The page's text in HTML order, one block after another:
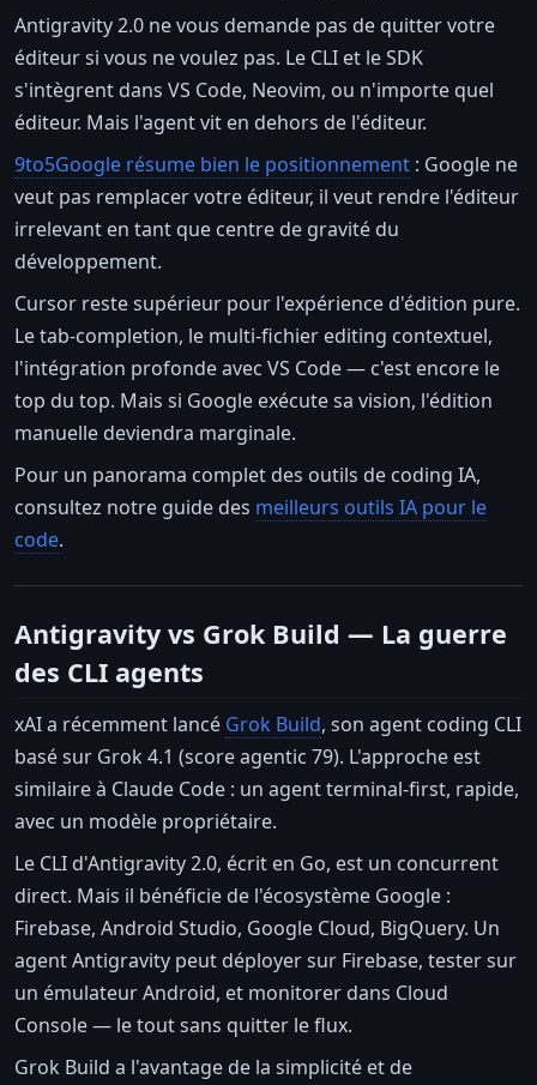
Antigravity 2.0 ne vous demande pas de quitter votre
éditeur si vous ne voulez pas. Le CLI et le SDK
s'intègrent dans VS Code, Neovim, ou n'importe quel
éditeur. Mais l'agent vit en dehors de l'éditeur.
9to5Google résume bien le positionnement : Google ne
veut pas remplacer votre éditeur, il veut rendre l'éditeur
irrelevant en tant que centre de gravité du
développement.
Cursor reste supérieur pour l'expérience d'édition pure.
Le tab-completion, le multi-fichier editing contextuel,
l'intégration profonde avec VS Code — c'est encore le
top du top. Mais si Google exécute sa vision, l'édition
manuelle deviendra marginale.
Pour un panorama complet des outils de coding IA,
consultez notre guide des meilleurs outils IA pour le
code.
Antigravity vs Grok Build — La guerre
des CLI agents
xAI a récemment lancé Grok Build, son agent coding CLI
basé sur Grok 4.1 (score agentic 79). L'approche est
similaire à Claude Code : un agent terminal-first, rapide,
avec un modèle propriétaire.
Le CLI d'Antigravity 2.0, écrit en Go, est un concurrent
direct. Mais il bénéficie de l'écosystème Google :
Firebase, Android Studio, Google Cloud, BigQuery. Un
agent Antigravity peut déployer sur Firebase, tester sur
un émulateur Android, et monitorer dans Cloud
Console — le tout sans quitter le flux.
Grok Build a l'avantage de la simplicité et de